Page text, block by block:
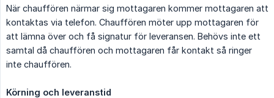
När chauffören närmar sig mottagaren kommer mottagaren att
kontaktas via telefon. Chauffören möter upp mottagaren för
att lämna över och få signatur för leveransen. Behövs inte ett
samtal då chauffören och mottagaren får kontakt så ringer
inte chauffören.
Körning och leveranstid